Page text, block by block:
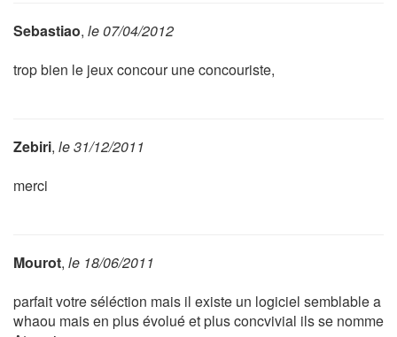
Sebastiao, le 07/04/2012
trop bien le jeux concour une concouriste,
Zebiri, le 31/12/2011
merci
Mourot, le 18/06/2011
parfait votre séléction mais il existe un logiciel semblable a
whaou mais en plus évolué et plus concvivial ils se nomme